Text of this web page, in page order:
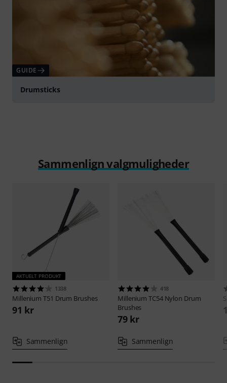
GUIDE
Drumsticks
Sammenlign valgmuligheder
AKTUELT PRODUKT
1338
Millenium T51 Drum Brushes
91 kr
Sammenlign
418
Millenium TC54 Nylon Drum
Brushes
79 kr
Sammenlign